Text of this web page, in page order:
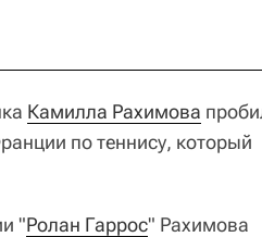
Камилла Рахимова
по теннису, который
"Ролан Гаррос" Рахимова